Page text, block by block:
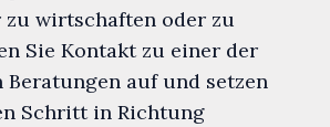
wirtschaften oder zu
Sie Kontakt zu einer der
Beratungen auf und setzen
Schritt in Richtung